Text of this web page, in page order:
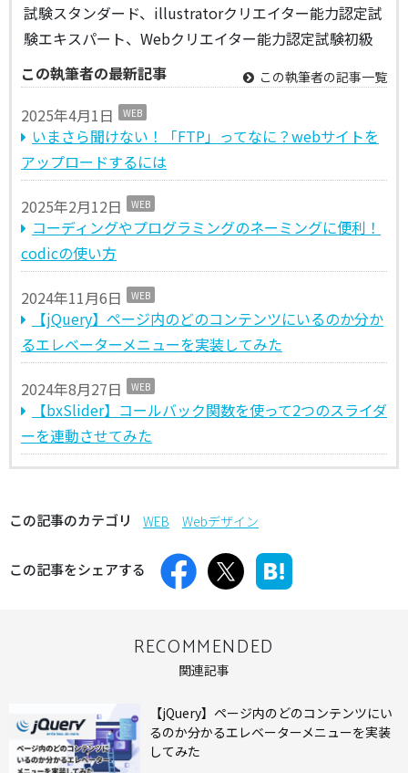
試験スタンダード、illustratorクリエイター能力認定試
験エキスパート、Webクリエイター能力認定試験初級
この執筆者の最新記事
この執筆者の記事一覧
2025年4月1日 WEB
いまさら聞けない！「FTP」ってなに？webサイトを
アップロードするには
2025年2月12日 WEB
コーディングやプログラミングのネーミングに便利！
codicの使い方
2024年11月6日 WEB
【jQuery】ページ内のどのコンテンツにいるのか分か
るエレベーターメニューを実装してみた
2024年8月27日 WEB
【bxSlider】コールバック関数を使って2つのスライダ
ーを連動させてみた
この記事のカテゴリ WEB Webデザイン
この記事をシェアする
RECOMMENDED
関連記事
【jQuery】ページ内のどのコンテンツにい
るのか分かるエレベーターメニューを実装
してみた